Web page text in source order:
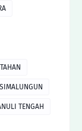
SIMALUNGUN
TENGAH